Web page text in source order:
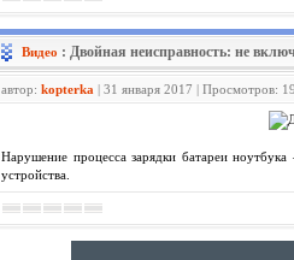
Видео : Двойная неисправность: не
автор: kopterka | 31 января 2017 | Просмотров:
Нарушение процесса зарядки батареи
устройства.